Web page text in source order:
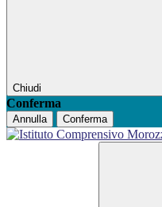
Chiudi
Conferma
Annulla Conferma